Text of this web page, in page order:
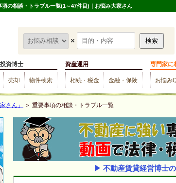
の相談・トラブル一覧(1～47件目)｜お悩み大家さん
×
資博士
売却 物件検索
資産運用
相続・税金 金融・保険
専門家に
お悩み
さん」 ＞ 重要事項の相談・トラブル一覧
▶ 不動産賃貸経営博士